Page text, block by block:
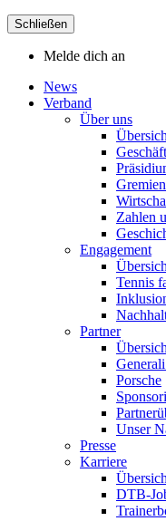
Schließen
Melde dich an
News
Verband
Über uns
Gremien
Zahlen
Engagement
Tennis
Partner
Porsche
Unser
Presse
Karriere
DTB-